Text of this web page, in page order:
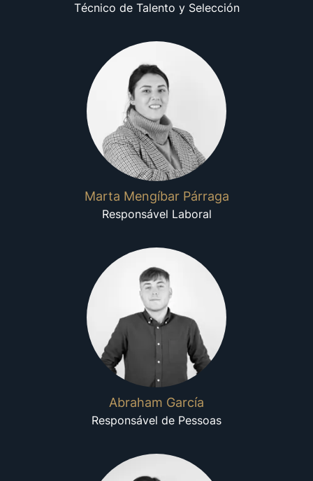
Técnico de Talento y Selección
Marta Mengíbar Párraga
Responsável Laboral
Abraham García
Responsável de Pessoas